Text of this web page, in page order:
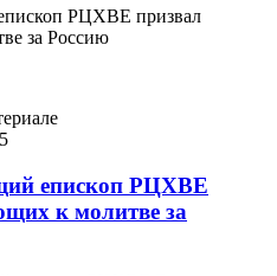
РЦХВЕ призвал
за Россию
епископ РЦХВЕ
к молитве за